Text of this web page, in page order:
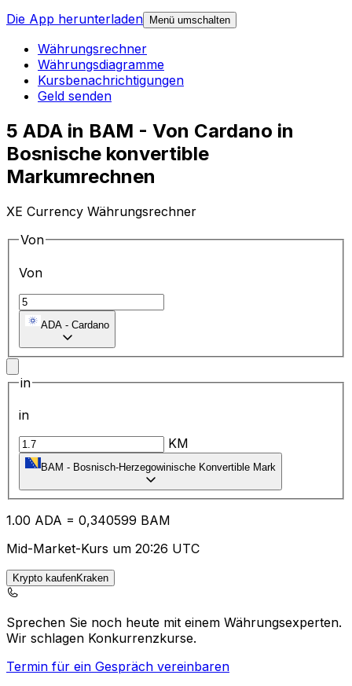
Die App herunterladen
Menü umschalten
Währungsrechner
Währungsdiagramme
Kursbenachrichtigungen
Geld senden
5 ADA in BAM - Von Cardano in
Bosnische konvertible
Markumrechnen
XE Currency Währungsrechner
Von
Von
ADA - Cardano
in
in
KM
BAM - Bosnisch-Herzegowinische Konvertible Mark
1.00 ADA = 0,340599 BAM
Mid-Market-Kurs um 20:26 UTC
Krypto kaufenKraken
Sprechen Sie noch heute mit einem Währungsexperten.
Wir schlagen Konkurrenzkurse.
Termin für ein Gespräch vereinbaren